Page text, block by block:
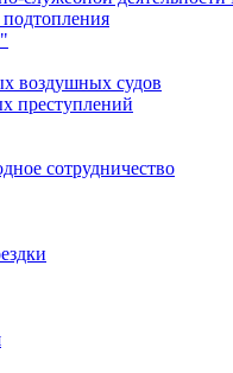
воздушных судов
преступлений
сотрудничество